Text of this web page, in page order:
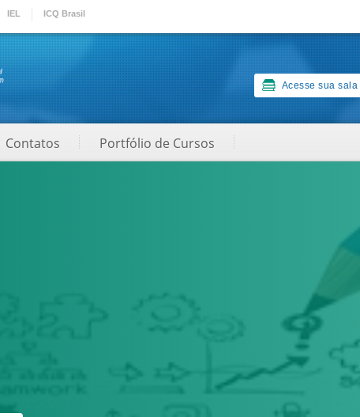
IEL ICQ Brasil
Acesse sua
Contatos Portfólio de Cursos